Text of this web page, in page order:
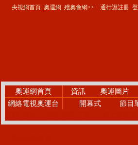
央視網首頁 奧運網 殘奧會網>> 通行證註冊
奧運網首頁 資訊 奧運圖片
網絡電視奧運台
開幕式 節目